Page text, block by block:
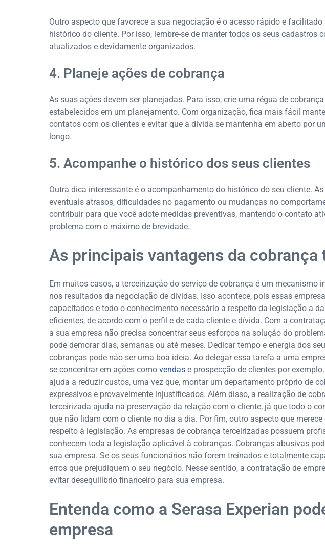
Outro aspecto que favorece a sua negociação é o acesso rápido e
histórico do cliente. Por isso, lembre-se de manter todos os seus cadastros
atualizados e devidamente organizados.
4. Planeje ações de cobrança
As suas ações devem ser planejadas. Para isso, crie uma régua de
estabelecidos em um planejamento. Com organização, fica mais fácil
contatos com os clientes e evitar que a dívida se mantenha em aberto por
longo.
5. Acompanhe o histórico dos seus clientes
Outra dica interessante é o acompanhamento do histórico do seu cliente.
eventuais atrasos, dificuldades no pagamento ou mudanças no
contribuir para que você adote medidas preventivas, mantendo o contato
problema com o máximo de brevidade.
As principais vantagens da cobrança
Em muitos casos, a terceirização do serviço de cobrança é um mecanismo
nos resultados da negociação de dívidas. Isso acontece, pois essas
capacitados e todo o conhecimento necessário a respeito da legislação a
eficientes, de acordo com o perfil e de cada cliente e dívida. Com a
a sua empresa não precisa concentrar seus esforços na solução do
pode demorar dias, semanas ou até meses. Dedicar tempo e energia dos
cobranças pode não ser uma boa ideia. Ao delegar essa tarefa a uma
se concentrar em ações como vendas e prospecção de clientes por
ajuda a reduzir custos, uma vez que, montar um departamento próprio de
expressivos e provavelmente injustificados. Além disso, a realização de
terceirizada ajuda na preservação da relação com o cliente, já que todo o
que não lidam com o cliente no dia a dia. Por fim, outro aspecto que
respeito à legislação. As empresas de cobrança terceirizadas possuem
conhecem toda a legislação aplicável à cobranças. Cobranças abusivas
sua empresa. Se os seus funcionários não forem treinados e totalmente
erros que prejudiquem o seu negócio. Nesse sentido, a contratação de
evitar desequilíbrio financeiro para sua empresa.
Entenda como a Serasa Experian
empresa